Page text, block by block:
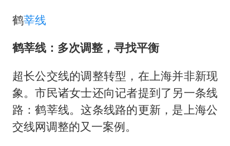
鹤莘线
鹤莘线：多次调整，寻找平衡
超长公交线的调整转型，在上海并非新现
象。市民诸女士还向记者提到了另一条线
路：鹤莘线。这条线路的更新，是上海公
交线网调整的又一案例。